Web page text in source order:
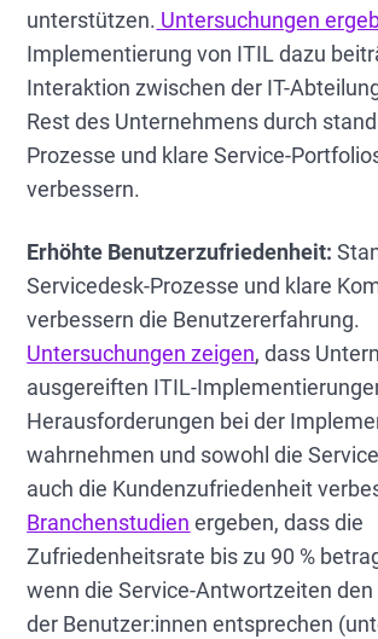
unterstützen. Untersuchungen
Implementierung von ITIL dazu
Interaktion zwischen der IT-
Rest des Unternehmens durch
Prozesse und klare Service-
verbessern.
Erhöhte Benutzerzufriedenheit:
Servicedesk-Prozesse und klare
verbessern die Benutzererfahrung.
Untersuchungen zeigen, dass
ausgereiften ITIL-
Herausforderungen bei der
wahrnehmen und sowohl die
auch die Kundenzufriedenheit
Branchenstudien ergeben, dass die
Zufriedenheitsrate bis zu 90 %
wenn die Service-Antwortzeiten
der Benutzer:innen entsprechen